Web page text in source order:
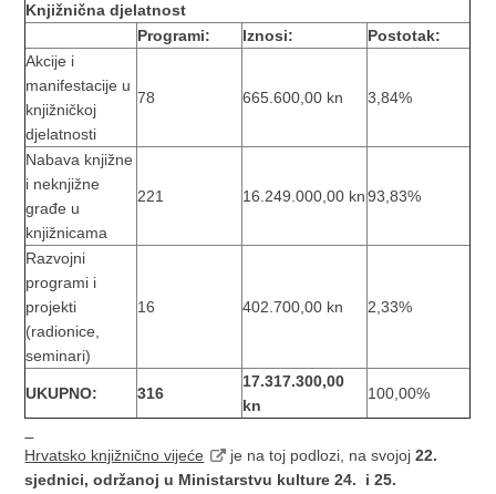
Knjižnična djelatnost
Programi:
Iznosi:
Postotak:
Akcije i
manifestacije u
knjižničkoj
djelatnosti
78 665.600,00 kn 3,84%
Nabava knjižne
i neknjižne
građe u
knjižnicama
221 16.249.000,00 kn 93,83%
Razvojni
programi i
projekti
(radionice,
seminari)
16 402.700,00 kn 2,33%
UKUPNO: 316
17.317.300,00
kn
100,00%
Hrvatsko knjižnično vijeće je na toj podlozi, na svojoj22.
sjednici, održanoj u Ministarstvu kulture 24. i 25.